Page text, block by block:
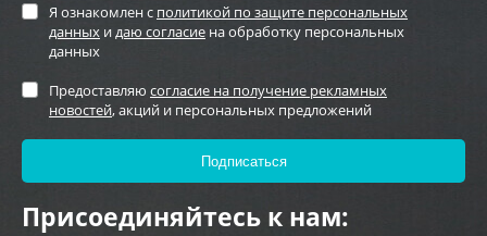
Я ознакомлен с политикой по защите персональных
данных и даю согласие на обработку персональных
данных
Предоставляю согласие на получение рекламных
новостей, акций и персональных предложений
Присоединяйтесь к нам: